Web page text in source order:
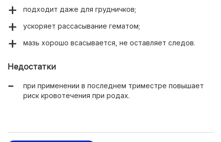
подходит даже для грудничков;
ускоряет рассасывание гематом;
мазь хорошо всасывается, не оставляет следов.
Недостатки
при применении в последнем триместре повышает
риск кровотечения при родах.